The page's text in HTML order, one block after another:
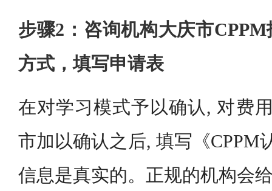
步骤2：咨询机构大庆市
方式，填写申请表
在对学习模式予以确认, 对费
市加以确认之后, 填写《CPPM
信息是真实的。正规的机构会